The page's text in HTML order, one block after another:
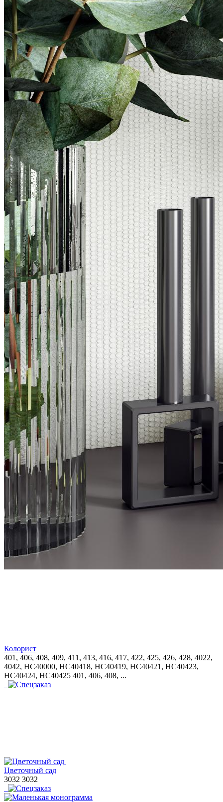
Колорист
401, 406, 408, 409, 411, 413, 416, 417, 422, 425, 426, 428, 4022,
4042, HC40000, HC40418, HC40419, HC40421, HC40423,
HC40424, HC40425 401, 406, 408, ...
Цветочный сад
3032 3032